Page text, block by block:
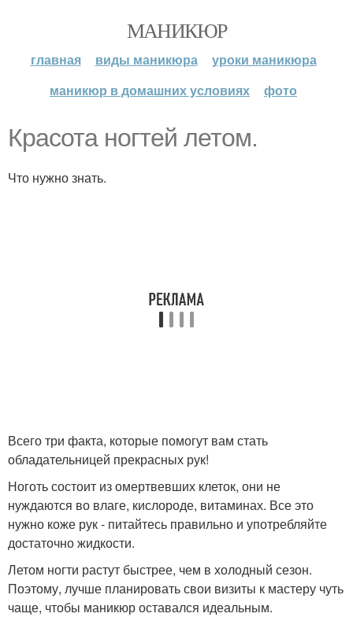
МАНИКЮР
главная виды маникюра
уроки маникюра
маникюр в домашних условиях
фото
Красота ногтей летом.
Что нужно знать.
Всего три факта, которые помогут вам стать
обладательницей прекрасных рук!
Ноготь состоит из омертвевших клеток, они не
нуждаются во влаге, кислороде, витаминах. Все это
нужно коже рук - питайтесь правильно и употребляйте
достаточно жидкости.
Летом ногти растут быстрее, чем в холодный сезон.
Поэтому, лучше планировать свои визиты к мастеру чуть
чаще, чтобы маникюр оставался идеальным.